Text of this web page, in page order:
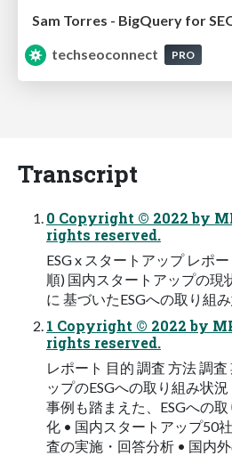
Sam Torres - BigQuery for
techseoconnect
PRO
Transcript
0 Copyright © 2022 by
rights reserved.
ESG x スタートアップ レポ
順) 国内スタートアップの現
に 基づいたESGへの取り組
1 Copyright © 2022 by
rights reserved.
レポート 目的 調査 方法 調
ップのESGへの取り組み状
事例も踏まえた、ESGへの
化 • 国内スタートアップ50
査の実施・回答分析 • 国内